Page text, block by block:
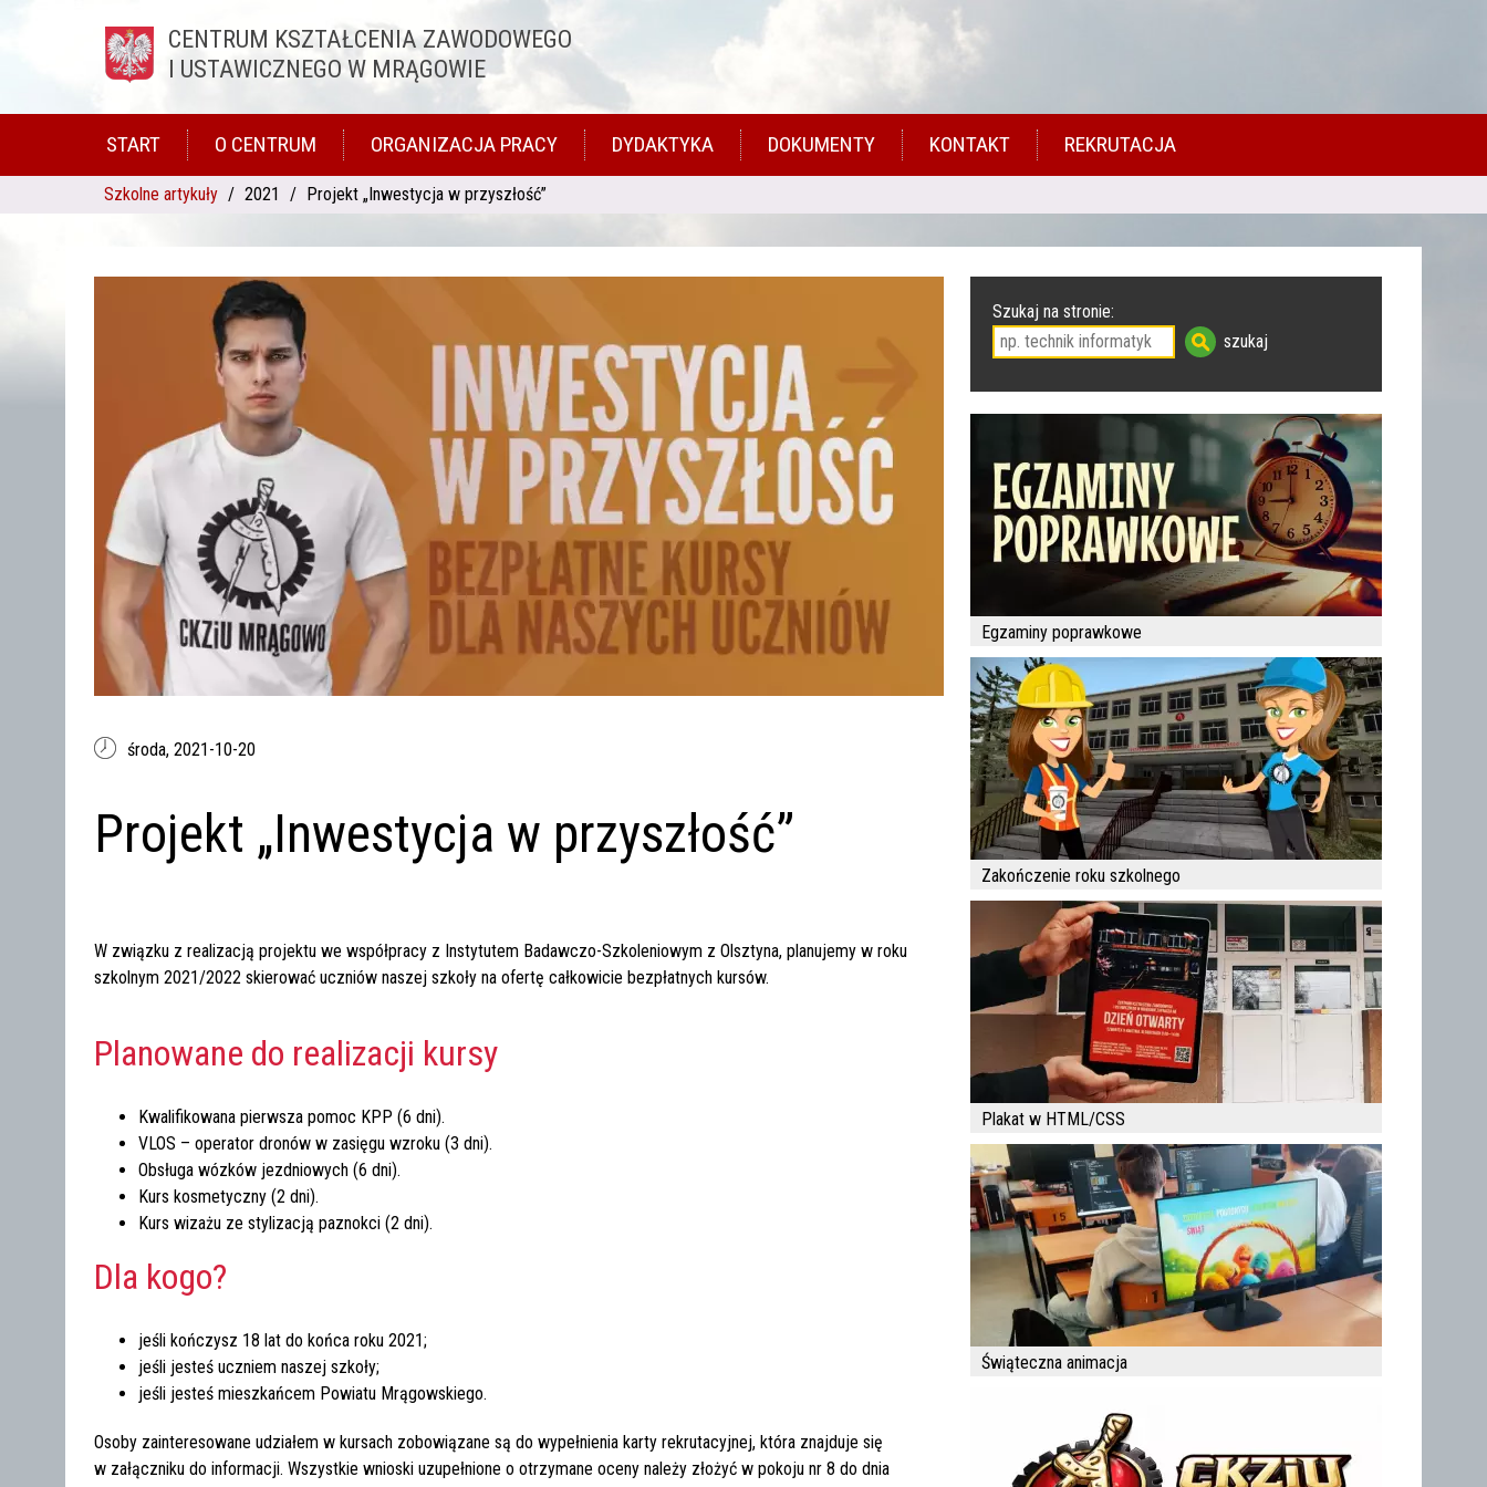
Przejdź do treści
CENTRUM KSZTAŁCENIA ZAWODOWEGO
I USTAWICZNEGO W MRĄGOWIE
START O CENTRUM ORGANIZACJA PRACY DYDAKTYKA DOKUMENTY KONTAKT REKRUTACJA
Szkolne artykuły 2021 Projekt „Inwestycja w przyszłość”
środa,2021-10-20
Projekt „Inwestycja w przyszłość”
W związku z realizacją projektu we współpracy z Instytutem Badawczo-Szkoleniowym z Olsztyna, planujemy w roku
szkolnym 2021/2022 skierować uczniów naszej szkoły na ofertę całkowicie bezpłatnych kursów.
Planowane do realizacji kursy
Kwalifikowana pierwsza pomoc KPP (6 dni).
VLOS – operator dronów w zasięgu wzroku (3 dni).
Obsługa wózków jezdniowych (6 dni).
Kurs kosmetyczny (2 dni).
Kurs wizażu ze stylizacją paznokci (2 dni).
Dla kogo?
jeśli kończysz 18 lat do końca roku 2021;
jeśli jesteś uczniem naszej szkoły;
jeśli jesteś mieszkańcem Powiatu Mrągowskiego.
Osoby zainteresowane udziałem w kursach zobowiązane są do wypełnienia karty rekrutacyjnej, która znajduje się
w załączniku do informacji. Wszystkie wnioski uzupełnione o otrzymane oceny należy złożyć w pokoju nr 8 do dnia
Szukaj na stronie:
Egzaminy poprawkowe
Zakończenie roku szkolnego
Plakat w HTML/CSS
Świąteczna animacja